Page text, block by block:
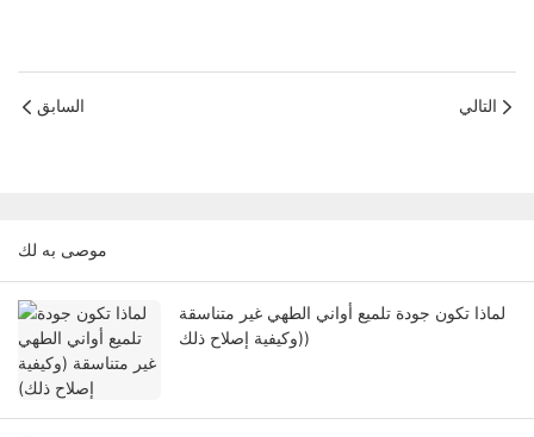
السابق التالي
موصى به لك
لماذا تكون جودة تلميع أواني الطهي غير متناسقة
(وكيفية إصلاح ذلك)